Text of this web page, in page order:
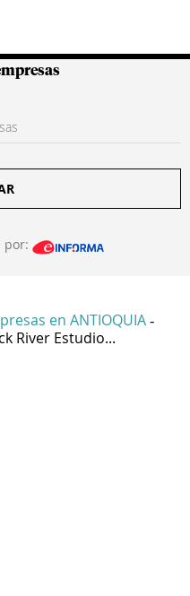
por:
en ANTIOQUIA -
River Estudio...